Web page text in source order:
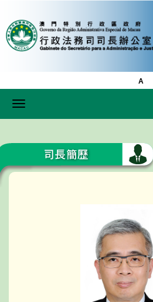
A
Toggle